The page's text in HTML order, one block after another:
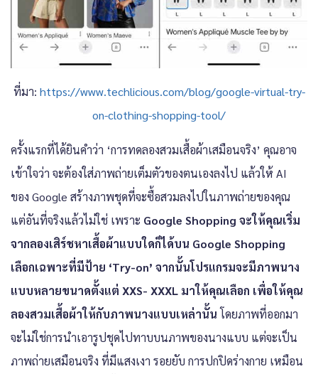
ที่มา: https://www.techlicious.com/blog/google-virtual-try-
on-clothing-shopping-tool/
ครั้งแรกที่ได้ยินคำว่า ‘การทดลองสวมเสื้อผ้าเสมือนจริง’ คุณอาจ
เข้าใจว่า จะต้องใส่ภาพถ่ายเต็มตัวของตนเองลงไป แล้วให้ AI
ของ Google สร้างภาพชุดที่จะซื้อสวมลงไปในภาพถ่ายของคุณ
แต่อันที่จริงแล้วไม่ใช่ เพราะ Google Shopping จะให้คุณเริ่ม
จากลองเสิร์ชหาเสื้อผ้าแบบใดก็ได้บน Google Shopping
เลือกเฉพาะที่มีป้าย ‘Try-on’ จากนั้นโปรแกรมจะมีภาพนาง
แบบหลายขนาดตั้งแต่ XXS- XXXL มาให้คุณเลือก เพื่อให้คุณ
ลองสวมเสื้อผ้าให้กับภาพนางแบบเหล่านั้นโดยภาพที่ออกมา
จะไม่ใช่การนำเอารูปชุดไปทาบบนภาพของนางแบบ แต่จะเป็น
ภาพถ่ายเสมือนจริง ที่มีแสงเงา รอยยับ การปกปิดร่างกาย เหมือน